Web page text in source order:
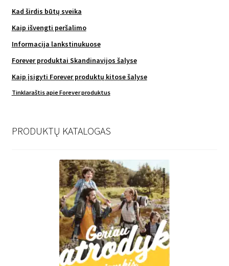
Kad širdis būtų sveika
Kaip išvengti peršalimo
Informacija lankstinukuose
Forever produktai Skandinavijos šalyse
Kaip įsigyti Forever produktų kitose šalyse
Tinklaraštis apie Forever produktus
PRODUKTŲ KATALOGAS